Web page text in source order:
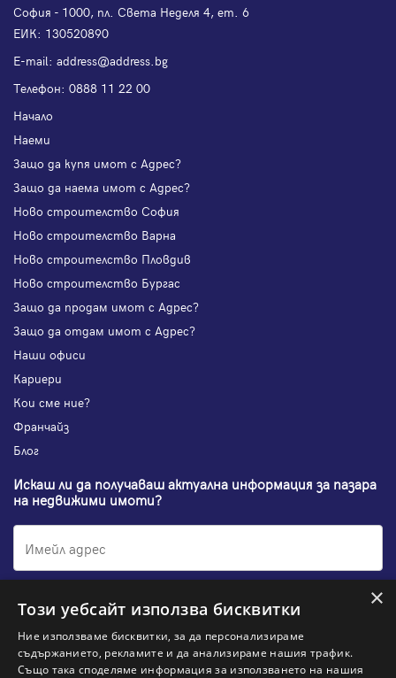
София - 1000, пл. Света Неделя 4, ет. 6
ЕИК: 130520890
Е-mail: address@address.bg
Телефон: 0888 11 22 00
Начало
Наеми
Защо да купя имот с Адрес?
Защо да наема имот с Адрес?
Ново строителство София
Ново строителство Варна
Ново строителство Пловдив
Ново строителство Бургас
Защо да продам имот с Адрес?
Защо да отдам имот с Адрес?
Наши офиси
Кариери
Кои сме ние?
Франчайз
Блог
Искаш ли да получаваш актуална информация за пазара
на недвижими имоти?
Абонирам се ×
Този уебсайт използва бисквитки
Ние използваме бисквитки, за да персонализираме
съдържанието, рекламите и да анализираме нашия трафик.
Също така споделяме информация за използването на нашия